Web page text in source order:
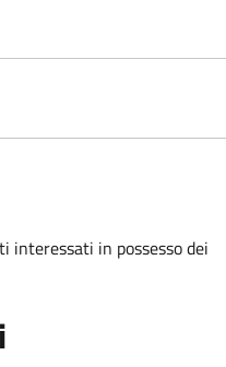
in possesso dei